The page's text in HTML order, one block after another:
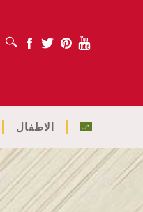
افتح مربع البحثFacebook TwitterPinterestYoutube
الاطفال